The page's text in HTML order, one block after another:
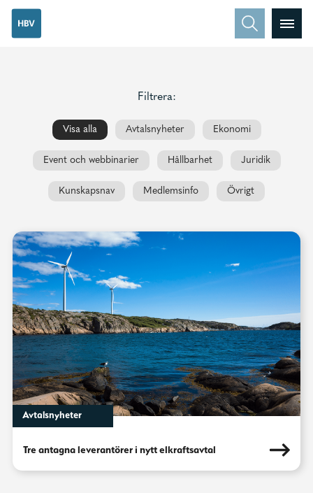
Filtrera:
Visa alla Avtalsnyheter Ekonomi
Event och webbinarier Hållbarhet Juridik
Kunskapsnav Medlemsinfo Övrigt
Avtalsnyheter
Tre antagna leverantörer i nytt elkraftsavtal